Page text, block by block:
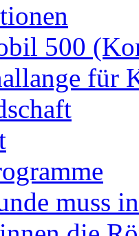
500
für
muss